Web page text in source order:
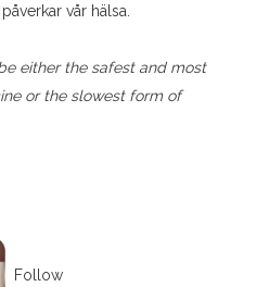
vår hälsa.
either the safest and most
or the slowest form of
Follow